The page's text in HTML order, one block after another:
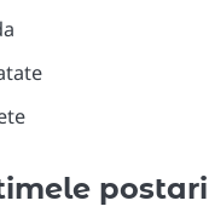
postari